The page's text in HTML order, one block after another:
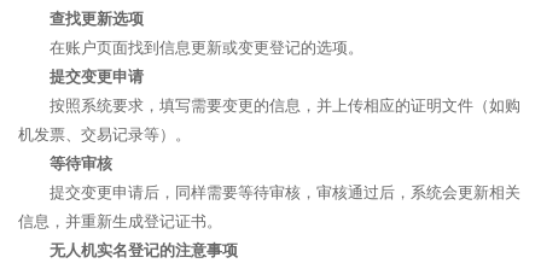
查找更新选项
在账户页面找到信息更新或变更登记的选项。
提交变更申请
按照系统要求，填写需要变更的信息，并上传相应的证明文件（如购
机发票、交易记录等）。
等待审核
提交变更申请后，同样需要等待审核，审核通过后，系统会更新相关
信息，并重新生成登记证书。
无人机实名登记的注意事项